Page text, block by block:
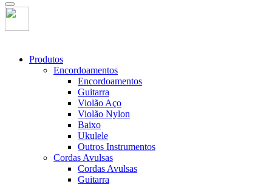
Produtos
Encordoamentos
Encordoamentos
Guitarra
Violão Aço
Violão Nylon
Baixo
Ukulele
Outros Instrumentos
Cordas Avulsas
Cordas Avulsas
Guitarra